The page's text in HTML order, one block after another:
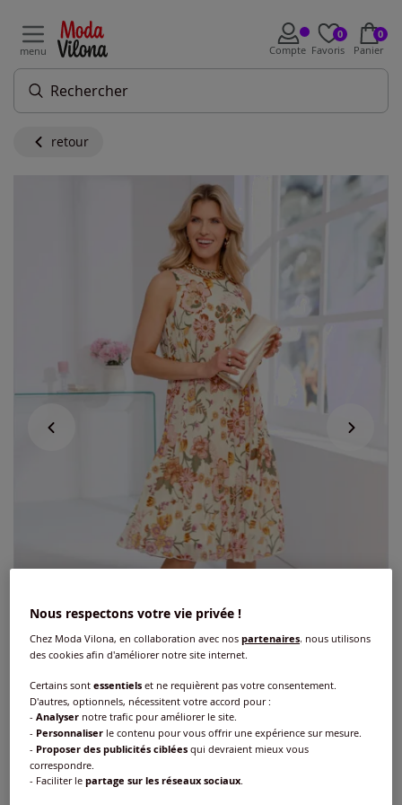
menu Compte
0
Favoris
0
Panier
retour
Exclu web
Robe plissée qualité plissée tendance
Réf : 430.170.007
Nous respectons votre vie privée !
Chez Moda Vilona, en collaboration avec nospartenaires, nous utilisons
des cookies afin d'améliorer notre site internet.
Certains sontessentiels et ne requièrent pas votre consentement.
D'autres, optionnels, nécessitent votre accord pour :
-Analyser notre trafic pour améliorer le site.
- Personnaliser le contenu pour vous offrir une expérience sur mesure.
- Proposer des publicités ciblées qui devraient mieux vous
correspondre.
- Faciliter lepartage sur les réseaux sociaux.